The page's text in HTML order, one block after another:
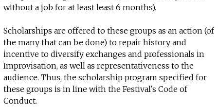
without a job for at least least 6 months).
Scholarships are offered to these groups as an action (of
the many that can be done) to repair history and
incentive to diversify exchanges and professionals in
Improvisation, as well as representativeness to the
audience. Thus, the scholarship program specified for
these groups is in line with the Festival's Code of
Conduct.